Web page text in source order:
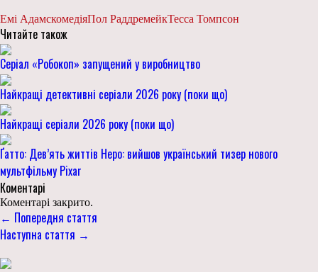
Емі АдамскомедіяПол РаддремейкТесса Томпсон
Читайте також
Серіал «Робокоп» запущений у виробництво
Найкращі детективні серіали 2026 року (поки що)
Найкращі серіали 2026 року (поки що)
Ґатто: Дев’ять життів Неро: вийшов український тизер нового
мультфільму Pixar
Коментарі
Коментарі закрито.
← Попередня стаття
Наступна стаття →